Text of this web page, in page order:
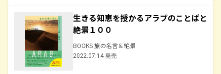
生きる知恵を授かるアラブのことばと
絶景１００
BOOKS 旅の名言＆絶景
2022.07.14 発売